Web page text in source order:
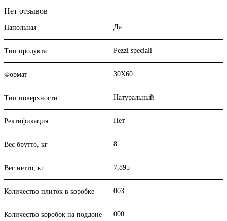
Нет отзывов
Напольная Да
Тип продукта Pezzi speciali
Формат 30X60
Тип поверхности Натуральный
Ректификация Нет
Вес брутто, кг 8
Вес нетто, кг 7,895
Количество плиток в коробке 003
Количество коробок на поддоне 000